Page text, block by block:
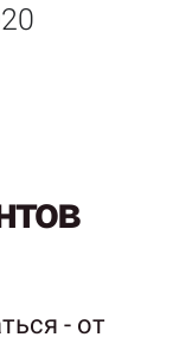
- от